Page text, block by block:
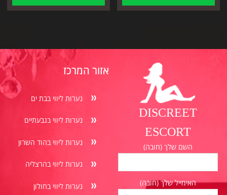
DISCREET
ESCORT
השם שלך (חובה)
האימייל שלך (חובה)
אזור המרכז
נערות ליווי בבת ים
נערות ליווי בגבעתיים
נערות ליווי בהוד השרון
נערות ליווי בהרצליה
נערות ליווי בחולון